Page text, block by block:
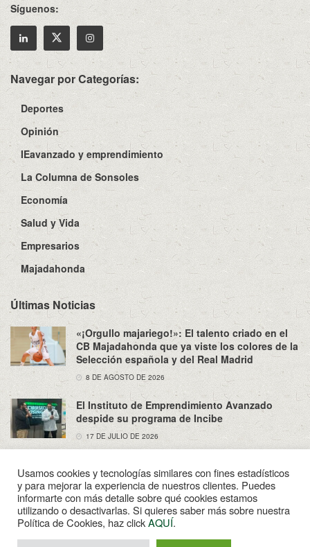
Síguenos:
Navegar por Categorías:
Deportes
Opinión
IEavanzado y emprendimiento
La Columna de Sonsoles
Economía
Salud y Vida
Empresarios
Majadahonda
Últimas Noticias
«¡Orgullo majariego!»: El talento criado en el
CB Majadahonda que ya viste los colores de la
Selección española y del Real Madrid
8 DE AGOSTO DE 2026
El Instituto de Emprendimiento Avanzado
despide su programa de Incibe
17 DE JULIO DE 2026
Sobre Nosotros Política de Privacidad
Aviso Legal
Contacto
Usamos cookies y tecnologías similares con fines estadísticos
y para mejorar la experiencia de nuestros clientes. Puedes
informarte con más detalle sobre qué cookies estamos
utilizando o desactivarlas. Si quieres saber más sobre nuestra
Política de Cookies, haz clickAQUÍ.